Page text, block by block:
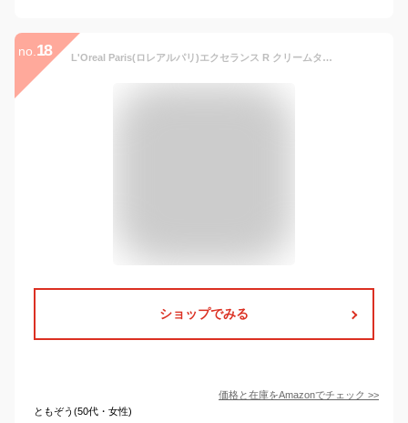
no. 18 L'Oreal Paris(ロレアルパリ)エクセランス R クリームタイプ 白髪染め ヘアカラー 8NB より明るい自然な栗色 ナチュラルブラウン【医薬部外品】
ショップでみる
価格と在庫をAmazonでチェック >>
ともぞう(50代・女性)